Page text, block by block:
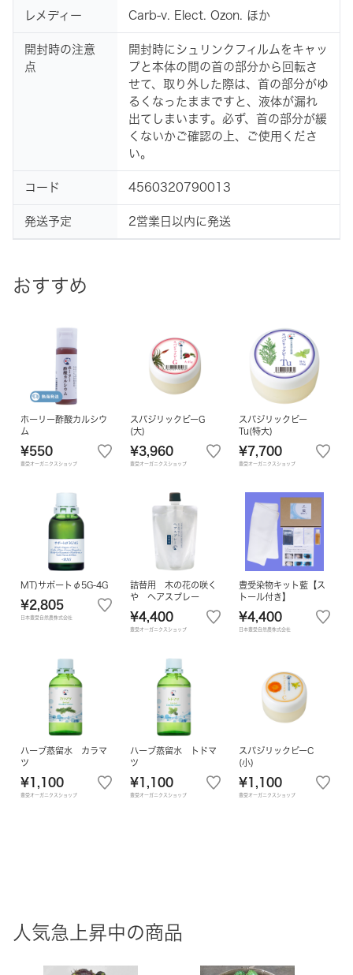
おすすめ
ホーリー酢酸カルシウ
ム
¥550
豊受オーガニクスショップ
スパジリックビーG
(大)
¥3,960
豊受オーガニクスショップ
スパジリックビー
Tu(特大)
¥7,700
豊受オーガニクスショップ
MT)サポートφ5G-4G
¥2,805
日本豊受自然農株式会社
詰替用 木の花の咲く
や ヘアスプレー
¥4,400
豊受オーガニクスショップ
豊受染物キット藍【ス
トール付き】
¥4,400
日本豊受自然農株式会社
ハーブ蒸留水 カラマ
ツ
¥1,100
豊受オーガニクスショップ
ハーブ蒸留水 トドマ
ツ
¥1,100
豊受オーガニクスショップ
スパジリックビーC
(小)
¥1,100
豊受オーガニクスショップ
レメディー Carb-v. Elect. Ozon. ほか
開封時の注意
点
開封時にシュリンクフィルムをキャッ
プと本体の間の首の部分から回転さ
せて、取り外した際は、首の部分がゆ
るくなったままですと、液体が漏れ
出てしまいます。必ず、首の部分が緩
くないかご確認の上、ご使用くださ
い。
コード 4560320790013
発送予定 2営業日以内に発送
人気急上昇中の商品